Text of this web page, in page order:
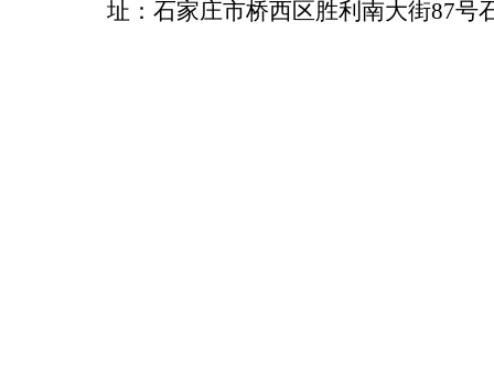
址：石家庄市桥西区胜利南大街87号